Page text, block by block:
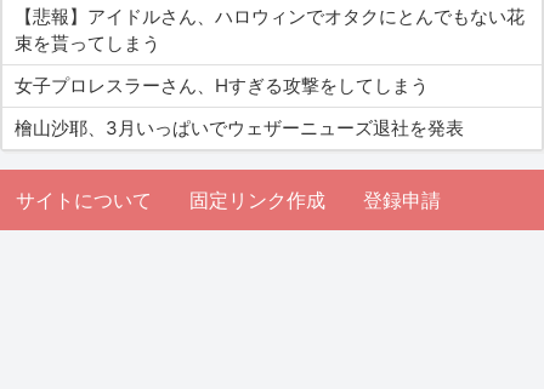
【悲報】アイドルさん、ハロウィンでオタクにとんでもない花
束を貰ってしまう
女子プロレスラーさん、Hすぎる攻撃をしてしまう
檜山沙耶、3月いっぱいでウェザーニューズ退社を発表
サイトについて 固定リンク作成 登録申請